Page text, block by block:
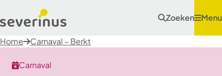
Zoeken Menu
Home Carnaval – Berkt
Carnaval